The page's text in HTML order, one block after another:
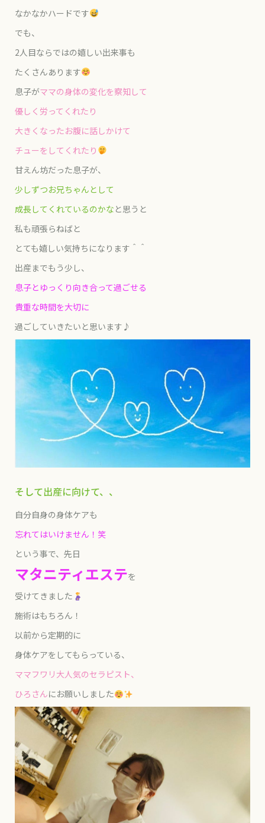
なかなかハードです
でも、
2人目ならではの嬉しい出来事も
たくさんあります
息子がママの身体の変化を察知して
優しく労ってくれたり
大きくなったお腹に話しかけて
チューをしてくれたり
甘えん坊だった息子が、
少しずつお兄ちゃんとして
成長してくれているのかな と思うと
私も頑張らねばと
とても嬉しい気持ちになります＾＾
出産までもう少し、
息子とゆっくり向き合って過ごせる
貴重な時間を大切に
過ごしていきたいと思います♪
そして出産に向けて、、
自分自身の身体ケアも
忘れてはいけません！笑
という事で、先日
マタニティエステを
受けてきました
施術はもちろん！
以前から定期的に
身体ケアをしてもらっている、
ママフワリ大人気のセラピスト、
ひろさんにお願いしました